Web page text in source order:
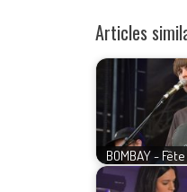
Articles
BOMBAY -